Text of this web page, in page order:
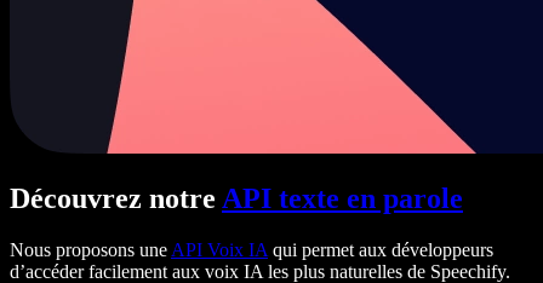
Découvrez notre API texte en parole
Nous proposons une API Voix IA qui permet aux développeurs
d’accéder facilement aux voix IA les plus naturelles de Speechify.